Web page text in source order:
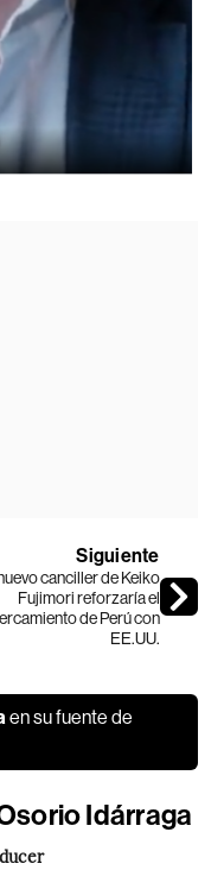
Siguiente
canciller de Keiko
Fujimori reforzaría el
de Perú con
EE.UU.
en su fuente de
Idárraga